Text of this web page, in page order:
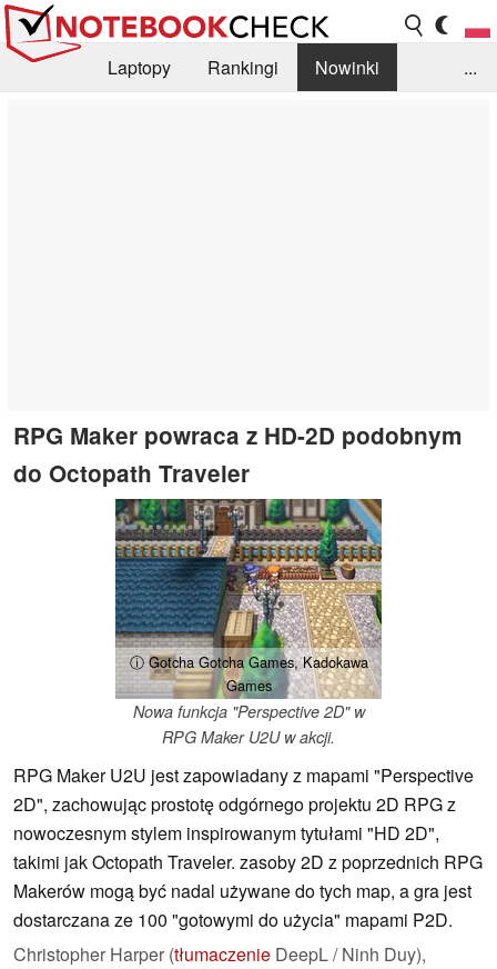
Laptopy Rankingi
Nowinki
...
RPG Maker powraca z HD-2D podobnym
do Octopath Traveler
ⓘ Gotcha Gotcha Games, Kadokawa
Games
Nowa funkcja "Perspective 2D" w
RPG Maker U2U w akcji.
RPG Maker U2U jest zapowiadany z mapami "Perspective
2D", zachowując prostotę odgórnego projektu 2D RPG z
nowoczesnym stylem inspirowanym tytułami "HD 2D",
takimi jak Octopath Traveler. zasoby 2D z poprzednich RPG
Makerów mogą być nadal używane do tych map, a gra jest
dostarczana ze 100 "gotowymi do użycia" mapami P2D.
Christopher Harper (tłumaczenie DeepL / Ninh Duy),